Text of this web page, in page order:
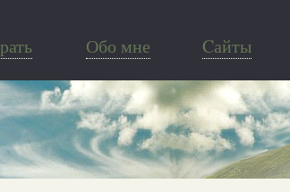
Обо мне Cайты